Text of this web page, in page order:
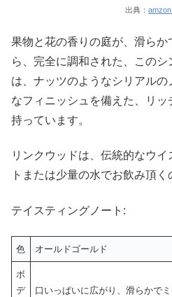
出典：
果物と花の香りの庭が、滑ら
ら、完全に調和された、この
は、ナッツのようなシリアルの
なフィニッシュを備えた、リ
持っています。
リンクウッドは、伝統的なウ
トまたは少量の水でお飲み頂く
テイスティングノート:
色 オールドゴールド
ボ
デ
口いっぱいに広がり、滑らかでミ